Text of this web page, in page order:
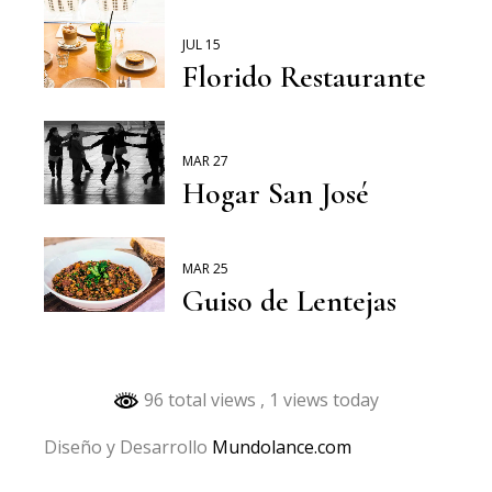
JUL 15
Florido Restaurante
MAR 27
Hogar San José
MAR 25
Guiso de Lentejas
96 total views , 1 views today
Diseño y Desarrollo Mundolance.com